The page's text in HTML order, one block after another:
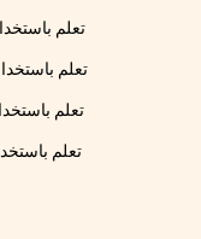
تعلم
تعلم
تعلم
تعلم